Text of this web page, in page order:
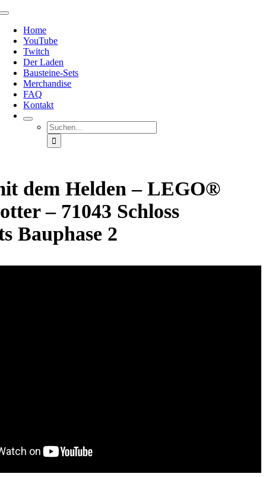
Zum
springen
Toggle
NavigationHome
YouTube
Twitch
Der Laden
Bausteine-Sets
Merchandise
FAQ
Kontakt
Suche
nach:
dem Helden – LEGO®
– 71043 Schloss
Bauphase 2